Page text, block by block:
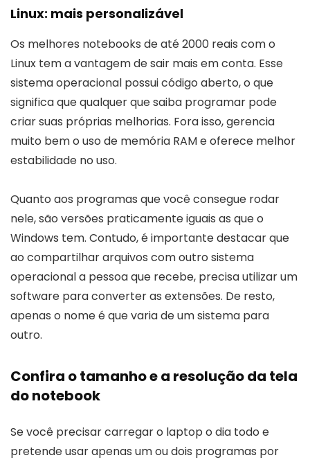
Linux: mais personalizável
Os melhores notebooks de até 2000 reais com o
Linux tem a vantagem de sair mais em conta. Esse
sistema operacional possui código aberto, o que
significa que qualquer que saiba programar pode
criar suas próprias melhorias. Fora isso, gerencia
muito bem o uso de memória RAM e oferece melhor
estabilidade no uso.
Quanto aos programas que você consegue rodar
nele, são versões praticamente iguais as que o
Windows tem. Contudo, é importante destacar que
ao compartilhar arquivos com outro sistema
operacional a pessoa que recebe, precisa utilizar um
software para converter as extensões. De resto,
apenas o nome é que varia de um sistema para
outro.
Confira o tamanho e a resolução da tela
do notebook
Se você precisar carregar o laptop o dia todo e
pretende usar apenas um ou dois programas por